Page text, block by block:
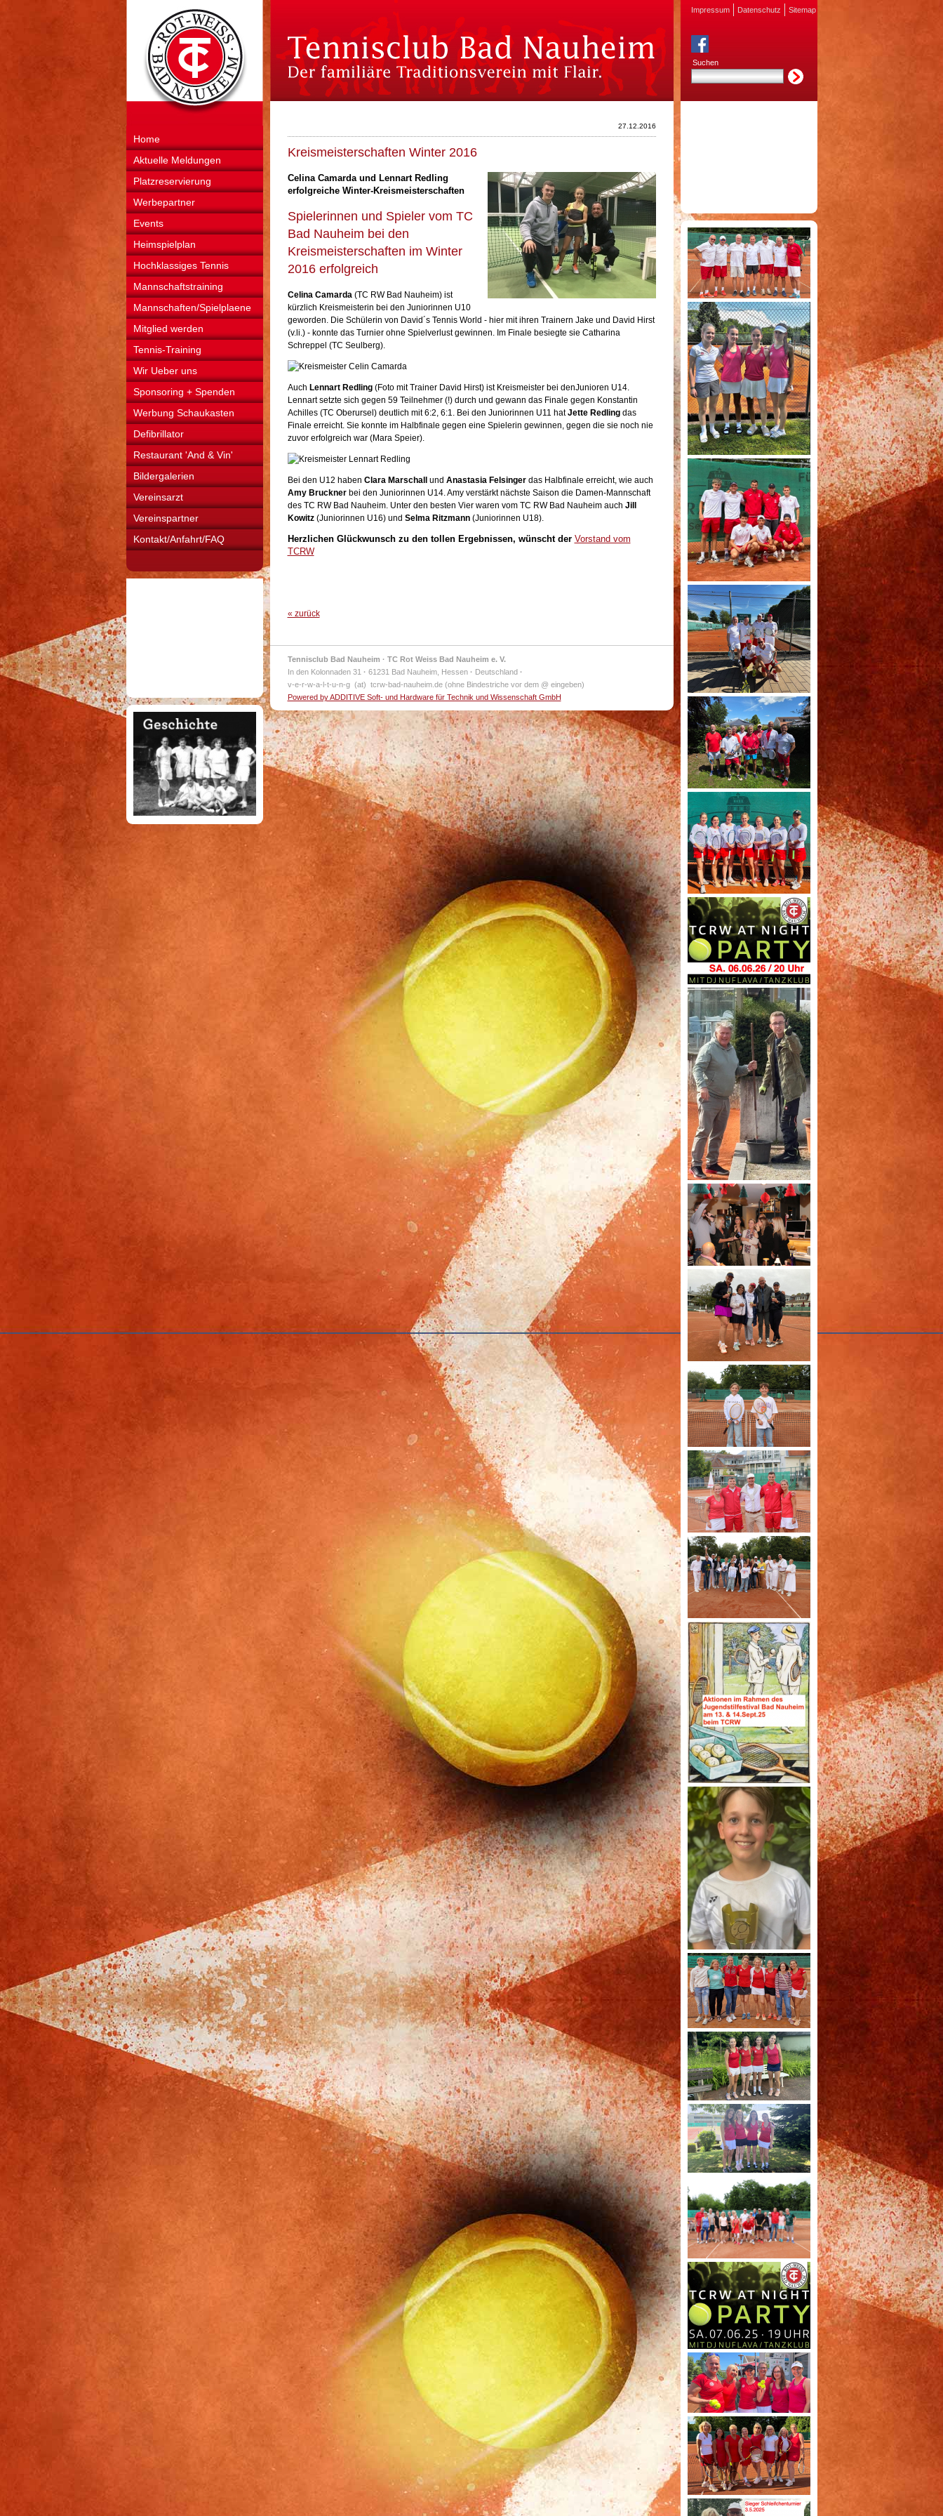
Home
Aktuelle Meldungen
Platzreservierung
Werbepartner
Events
Heimspielplan
Hochklassiges Tennis
Mannschaftstraining
Mannschaften/Spielplaene
Mitglied werden
Tennis-Training
Wir Ueber uns
Sponsoring + Spenden
Werbung Schaukasten
Defibrillator
Restaurant 'And & Vin'
Bildergalerien
Vereinsarzt
Vereinspartner
Kontakt/Anfahrt/FAQ
27.12.2016
Kreismeisterschaften Winter 2016
Celina Camarda und Lennart Redling
erfolgreiche Winter-Kreismeisterschaften
Spielerinnen und Spieler vom TC
Bad Nauheim bei den
Kreismeisterschaften im Winter
2016 erfolgreich
Celina Camarda(TC RW Bad Nauheim) ist
kürzlich Kreismeisterin bei den Juniorinnen U10
geworden. Die Schülerin von David´s Tennis World - hier mit ihren Trainern Jake und David Hirst
(v.li.) - konnte das Turnier ohne Spielverlust gewinnen. Im Finale besiegte sie Catharina
Schreppel (TC Seulberg).
Auch Lennart Redling(Foto mit Trainer David Hirst) ist Kreismeister bei denJunioren U14.
Lennart setzte sich gegen 59 Teilnehmer (!) durch und gewann das Finale gegen Konstantin
Achilles (TC Oberursel) deutlich mit 6:2, 6:1. Bei den Juniorinnen U11 hatJette Redlingdas
Finale erreicht. Sie konnte im Halbfinale gegen eine Spielerin gewinnen, gegen die sie noch nie
zuvor erfolgreich war (Mara Speier).
Bei den U12 haben Clara Marschall und Anastasia Felsingerdas Halbfinale erreicht, wie auch
Amy Brucknerbei den Juniorinnen U14. Amy verstärkt nächste Saison die Damen-Mannschaft
des TC RW Bad Nauheim. Unter den besten Vier waren vom TC RW Bad Nauheim auch Jill
Kowitz(Juniorinnen U16) und Selma Ritzmann(Juniorinnen U18).
Herzlichen Glückwunsch zu den tollen Ergebnissen, wünscht der Vorstand vom
TCRW
« zurück
Tennisclub Bad Nauheim · TC Rot Weiss Bad Nauheim e. V.
In den Kolonnaden 31 · 61231 Bad Nauheim, Hessen · Deutschland ·
v-e-r-w-a-l-t-u-n-g (at) tcrw-bad-nauheim.de (ohne Bindestriche vor dem @ eingeben)
Powered by ADDITIVE Soft- und Hardware für Technik und Wissenschaft GmbH
Impressum Datenschutz Sitemap
Suchen